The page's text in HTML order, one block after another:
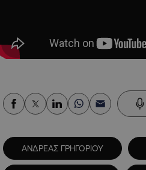
ΑΝΔΡΕΑΣ ΓΡΗΓΟΡΙΟΥ